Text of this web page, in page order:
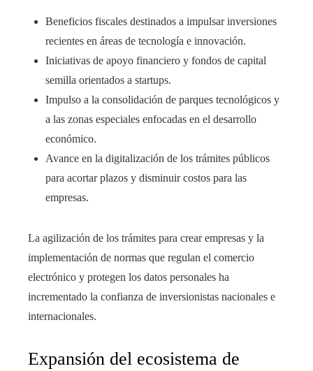
Beneficios fiscales destinados a impulsar inversiones
recientes en áreas de tecnología e innovación.
Iniciativas de apoyo financiero y fondos de capital
semilla orientados a startups.
Impulso a la consolidación de parques tecnológicos y
a las zonas especiales enfocadas en el desarrollo
económico.
Avance en la digitalización de los trámites públicos
para acortar plazos y disminuir costos para las
empresas.
La agilización de los trámites para crear empresas y la
implementación de normas que regulan el comercio
electrónico y protegen los datos personales ha
incrementado la confianza de inversionistas nacionales e
internacionales.
Expansión del ecosistema de